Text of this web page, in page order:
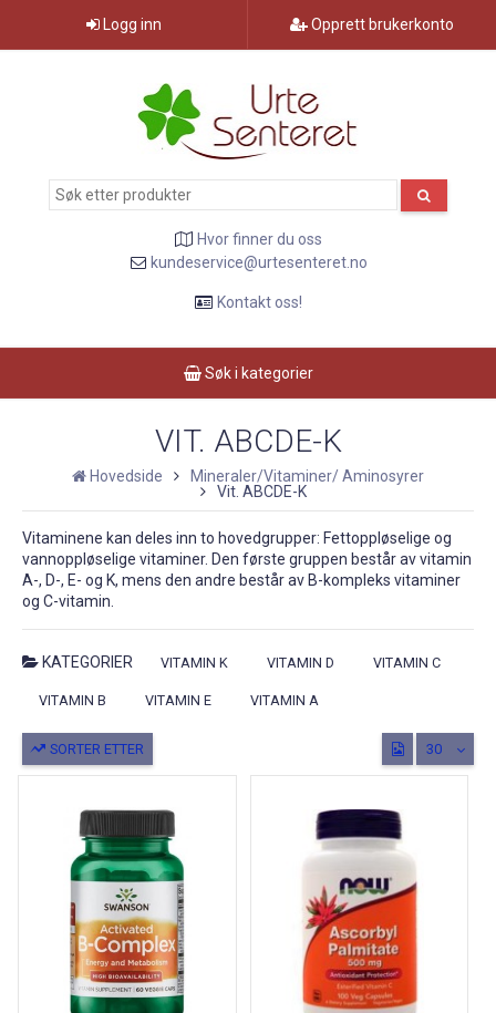
Logg inn Opprett brukerkonto
Hvor finner du oss
kundeservice@urtesenteret.no
Kontakt oss!
Søk i kategorier
VIT. ABCDE-K
Hovedside
Mineraler/Vitaminer/ Aminosyrer
Vit. ABCDE-K
Vitaminene kan deles inn to hovedgrupper: Fettoppløselige og
vannoppløselige vitaminer. Den første gruppen består av vitamin
A-, D-, E- og K, mens den andre består av B-kompleks vitaminer
og C-vitamin.
KATEGORIER VITAMIN K VITAMIN D VITAMIN C
VITAMIN B VITAMIN E VITAMIN A
SORTER ETTER 30